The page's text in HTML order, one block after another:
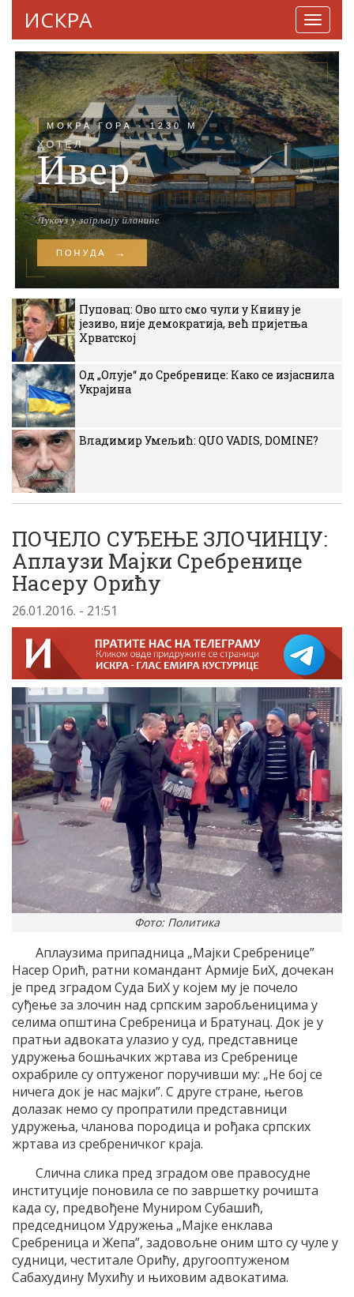
ИСКРА
Пуповац: Ово што смо чули у Книну је
језиво, није демократија, већ пријетња
Хрватској
Од „Олује“ до Сребренице: Како се изјаснила
Украјина
Владимир Умељић: QUO VADIS, DOMINE?
ПОЧЕЛО СУЂЕЊЕ ЗЛОЧИНЦУ:
Аплаузи Мајки Сребренице
Насеру Орићу
26.01.2016. - 21:51
Фото: Политика
Аплаузима припадница „Мајки Сребренице”
Насер Орић, ратни командант Армије БиХ, дочекан
је пред зградом Суда БиХ у којем му је почело
суђење за злочин над српским заробљеницима у
селима општина Сребреница и Братунац. Док је у
пратњи адвоката улазио у суд, представнице
удружења бошњачких жртава из Сребренице
охрабриле су оптуженог поручивши му: „Не бој се
ничега док је нас мајки”. С друге стране, његов
долазак немо су пропратили представници
удружења, чланова породица и рођака српских
жртава из сребреничког краја.
Слична слика пред зградом ове правосудне
институције поновила се по завршетку рочишта
када су, предвођене Муниром Субашић,
председницом Удружења „Мајке енклава
Сребреница и Жепа”, задовољне оним што су чуле у
судници, честитале Орићу, другооптуженом
Сабахудину Мухићу и њиховим адвокатима.